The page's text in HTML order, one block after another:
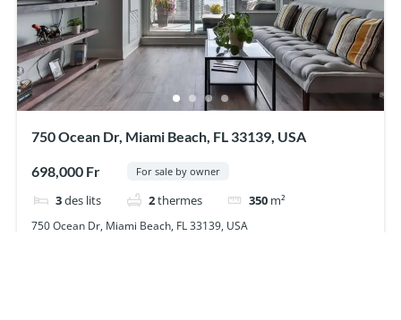
750 Ocean Dr, Miami Beach, FL 33139, USA
698,000 Fr For sale by owner
3des lits 2thermes 350 m²
750 Ocean Dr, Miami Beach, FL 33139, USA